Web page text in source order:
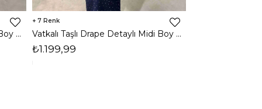
Vatkalı Taşlı Drape Detaylı Midi Boy Kahverengi Jesep Kadın Elbise 26Y282
7
Vatkalı Taşlı Drape Detaylı Midi Boy Lacivert Jesep Kadın Elbise 26Y282
₺1.199,99